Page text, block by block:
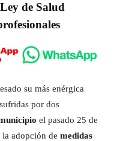
de Salud
su más enérgica
por dos
el pasado 25 de
adopción de medidas